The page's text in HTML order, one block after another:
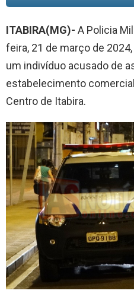
ITABIRA(MG)- A Policia
feira, 21 de março de
um indivíduo acusado de
estabelecimento
Centro de Itabira.